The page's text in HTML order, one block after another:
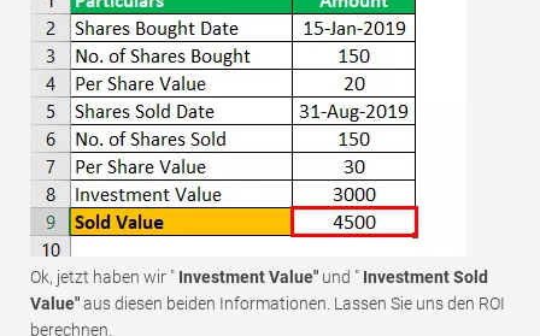
Ok, jetzt haben wir " Investment Value" und " Investment Sold
Value"aus diesen beiden Informationen. Lassen Sie uns den ROI
berechnen.